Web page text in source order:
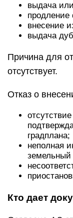
выдача
продление
внесение
выдача
Причина для
отсутствует.
Отказ о
градплана;
неполная
земельный
Кто дает